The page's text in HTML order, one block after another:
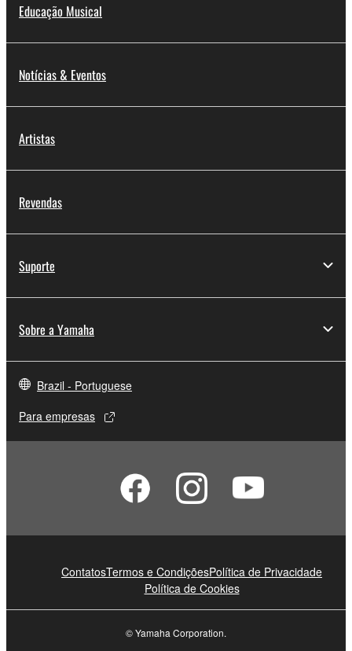
Educação Musical
Notícias & Eventos
Artistas
Revendas
Suporte
Sobre a Yamaha
Brazil - Portuguese
Para empresas
ContatosTermos e CondiçõesPolítica de Privacidade
Política de Cookies
© Yamaha Corporation.